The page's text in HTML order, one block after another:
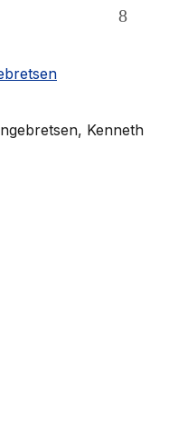
Kenneth